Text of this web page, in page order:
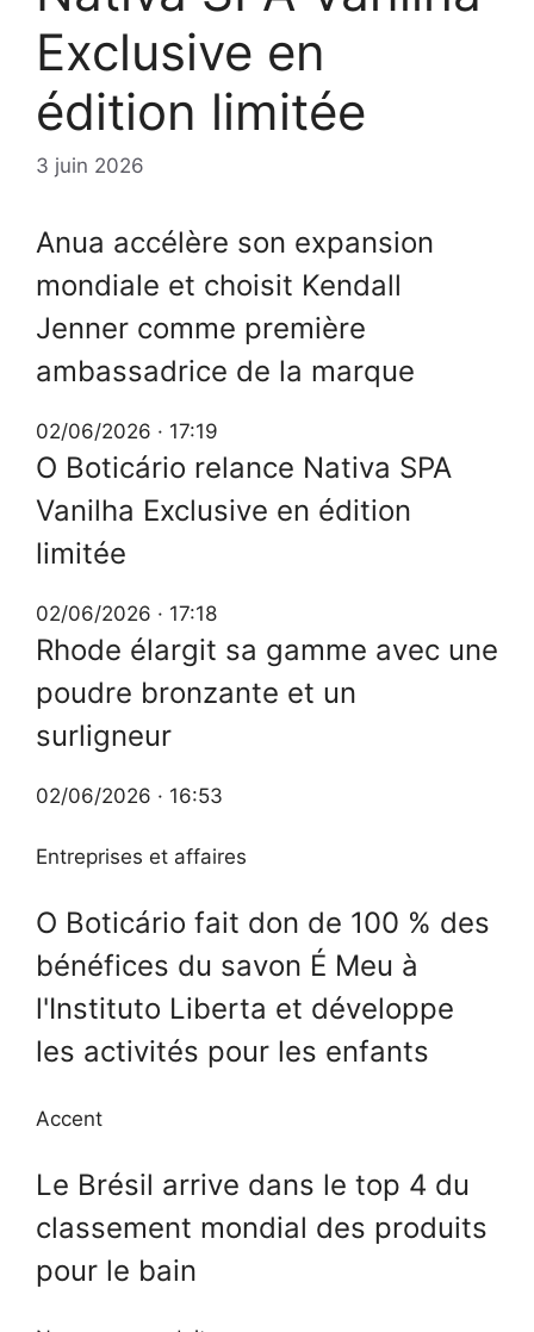
Exclusive en
édition limitée
3 juin 2026
Anua accélère son expansion
mondiale et choisit Kendall
Jenner comme première
ambassadrice de la marque
02/06/2026 · 17:19
O Boticário relance Nativa SPA
Vanilha Exclusive en édition
limitée
02/06/2026 · 17:18
Rhode élargit sa gamme avec une
poudre bronzante et un
surligneur
02/06/2026 · 16:53
Entreprises et affaires
O Boticário fait don de 100 % des
bénéfices du savon É Meu à
l'Instituto Liberta et développe
les activités pour les enfants
Accent
Le Brésil arrive dans le top 4 du
classement mondial des produits
pour le bain